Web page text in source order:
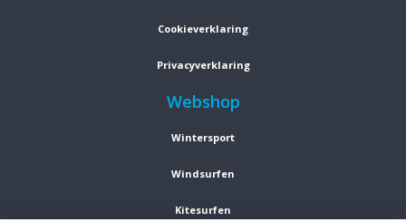
Cookieverklaring
Privacyverklaring
Webshop
Wintersport
Windsurfen
Kitesurfen